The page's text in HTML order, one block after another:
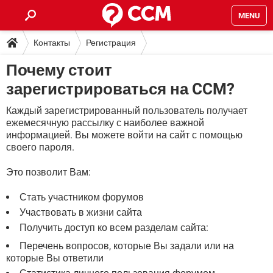
MENU
ГЛАВНАЯ
VPN
INSTAGRAM FACEBOOK
ИГРЫ WINDOWS 10
ВКОНТАКТЕ ВИДЕО
GOOGLE
ПОЛЕЗНЫЕ СОВЕТЫ
WHATSAPP INSTAGRAM
FACEBOOK
ЗАГРУЗКИ
TIKTOK TELEGRAM
WHATSAPP
FACEBOOK
WINDOWS 10
ВИДЕО
YANDEX
ФОРУМ
FACEBOOK
WINDOWS 10 ВКОНТАКТЕ
ВИДЕО GOOGLE
ЭНЦИКЛОПЕДИЯ
TIKTOK
WHATSAPP
FACEBOOK ИГРЫ
WINDOWS 10
Контакты Регистрация
Почему стоит зарегистрироваться на...
Почему стоит
зарегистрироваться на CCM?
Каждый зарегистрированный пользователь получает
ежемесячную рассылку с наиболее важной
информацией. Вы можете войти на сайт с помощью
своего пароля.
Это позволит Вам:
Стать участником форумов
Участвовать в жизни сайта
Получить доступ ко всем разделам сайта:
Перечень вопросов, которые Вы задали или на
которые Вы ответили